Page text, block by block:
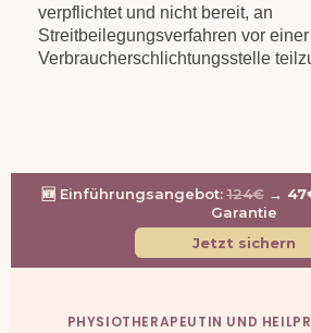
verpflichtet und nicht bereit, an
Streitbeilegungsverfahren vor einer
Verbraucherschlichtungsstelle
🆕 Einführungsangebot:124€→
Garantie
Jetzt sichern
PHYSIOTHERAPEUTIN UND